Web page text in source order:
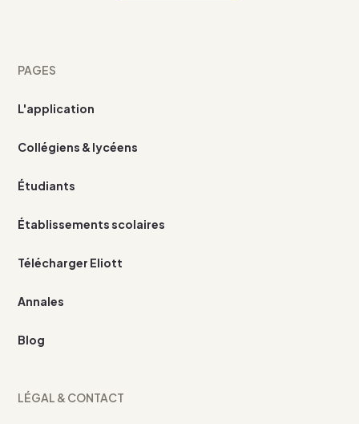
PAGES
L'application
Collégiens & lycéens
Étudiants
Établissements scolaires
Télécharger Eliott
Annales
Blog
LÉGAL & CONTACT